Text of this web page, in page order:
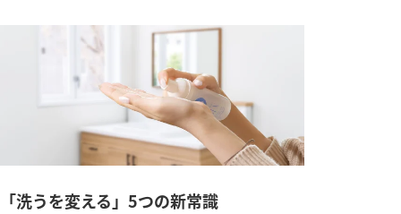
「洗うを変える」5つの新常識